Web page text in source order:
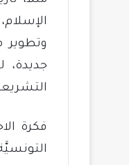
وتطوير
جديدة،